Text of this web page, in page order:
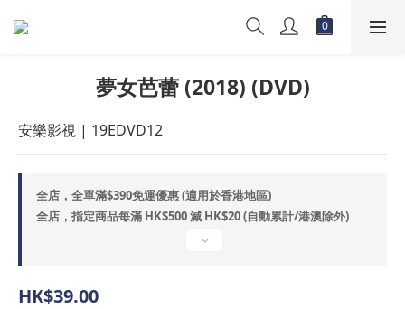
夢女芭蕾 (2018) (DVD)
安樂影視 | 19EDVD12
全店，全單滿$390免運優惠 (適用於香港地區)
全店，指定商品每滿 HK$500 減 HK$20 (自動累計/港澳除外)
HK$39.00